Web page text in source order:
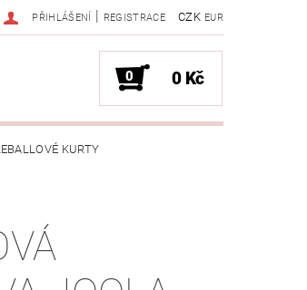
CZK EUR
PŘIHLÁŠENÍ | REGISTRACE
0 0 Kč
KURTY